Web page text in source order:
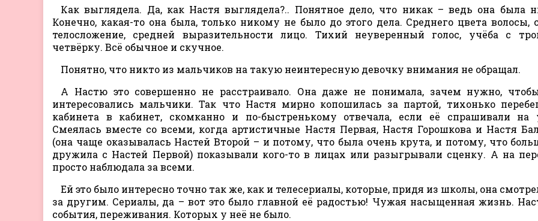
Как выглядела. Да, как Настя выглядела?.. Понятное дело, что никак – ведь она была
Конечно, какая-то она была, только никому не было до этого дела. Среднего цвета волосы,
телосложение, средней выразительности лицо. Тихий неуверенный голос, учёба с
четвёрку. Всё обычное и скучное.
Понятно, что никто из мальчиков на такую неинтересную девочку внимания не обращал.
А Настю это совершенно не расстраивало. Она даже не понимала, зачем нужно,
интересовались мальчики. Так что Настя мирно копошилась за партой, тихонько
кабинета в кабинет, скомканно и по-быстренькому отвечала, если её спрашивали на
Смеялась вместе со всеми, когда артистичные Настя Первая, Настя Горошкова и Настя
(она чаще оказывалась Настей Второй – и потому, что была очень крута, и потому, что
дружила с Настей Первой) показывали кого-то в лицах или разыгрывали сценку. А на
просто наблюдала за всеми.
Ей это было интересно точно так же, как и телесериалы, которые, придя из школы, она
за другим. Сериалы, да – вот это было главной её радостью! Чужая насыщенная жизнь.
события, переживания. Которых у неё не было.